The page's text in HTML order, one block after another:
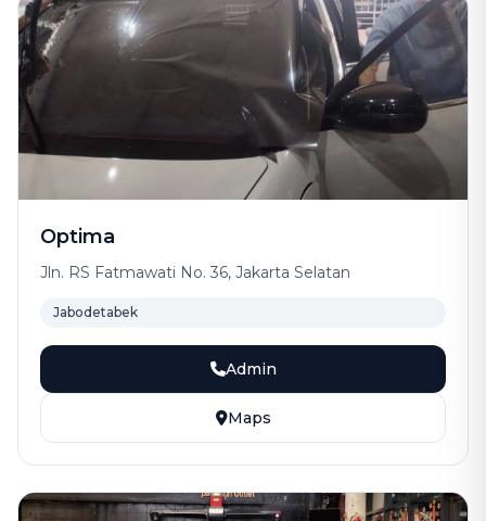
Optima
Jln. RS Fatmawati No. 36, Jakarta Selatan
Jabodetabek
Admin
Maps